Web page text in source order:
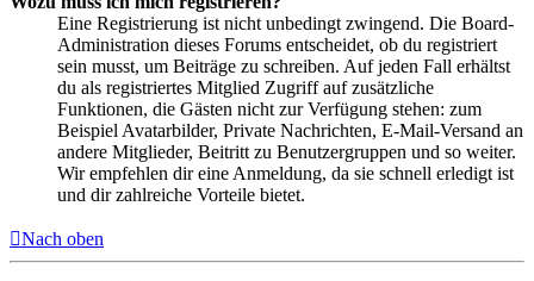
Eine Registrierung ist nicht unbedingt zwingend. Die Board-
Administration dieses Forums entscheidet, ob du registriert
sein musst, um Beiträge zu schreiben. Auf jeden Fall erhältst
du als registriertes Mitglied Zugriff auf zusätzliche
Funktionen, die Gästen nicht zur Verfügung stehen: zum
Beispiel Avatarbilder, Private Nachrichten, E-Mail-Versand an
andere Mitglieder, Beitritt zu Benutzergruppen und so weiter.
Wir empfehlen dir eine Anmeldung, da sie schnell erledigt ist
und dir zahlreiche Vorteile bietet.
Nach oben